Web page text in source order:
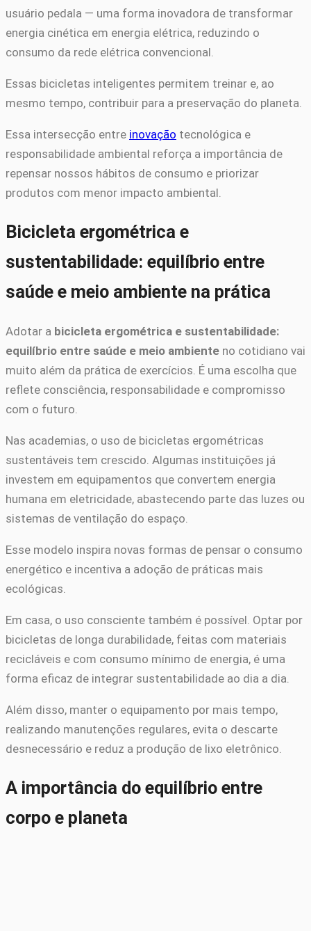
usuário pedala — uma forma inovadora de transformar
energia cinética em energia elétrica, reduzindo o
consumo da rede elétrica convencional.
Essas bicicletas inteligentes permitem treinar e, ao
mesmo tempo, contribuir para a preservação do planeta.
Essa intersecção entre inovação tecnológica e
responsabilidade ambiental reforça a importância de
repensar nossos hábitos de consumo e priorizar
produtos com menor impacto ambiental.
Bicicleta ergométrica e
sustentabilidade: equilíbrio entre
saúde e meio ambiente na prática
Adotar a bicicleta ergométrica e sustentabilidade:
equilíbrio entre saúde e meio ambiente no cotidiano vai
muito além da prática de exercícios. É uma escolha que
reflete consciência, responsabilidade e compromisso
com o futuro.
Nas academias, o uso de bicicletas ergométricas
sustentáveis tem crescido. Algumas instituições já
investem em equipamentos que convertem energia
humana em eletricidade, abastecendo parte das luzes ou
sistemas de ventilação do espaço.
Esse modelo inspira novas formas de pensar o consumo
energético e incentiva a adoção de práticas mais
ecológicas.
Em casa, o uso consciente também é possível. Optar por
bicicletas de longa durabilidade, feitas com materiais
recicláveis e com consumo mínimo de energia, é uma
forma eficaz de integrar sustentabilidade ao dia a dia.
Além disso, manter o equipamento por mais tempo,
realizando manutenções regulares, evita o descarte
desnecessário e reduz a produção de lixo eletrônico.
A importância do equilíbrio entre
corpo e planeta